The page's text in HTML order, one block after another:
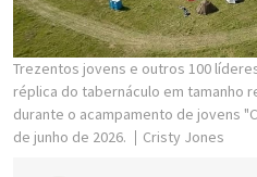
Trezentos jovens e outros 100
réplica do tabernáculo em tamanho
durante o acampamento de jovens
de junho de 2026.
Cristy Jones